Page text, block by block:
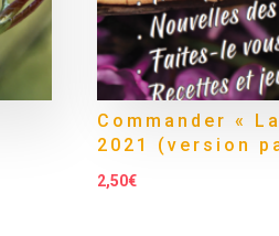
Commander «
2021 (version
2,50€